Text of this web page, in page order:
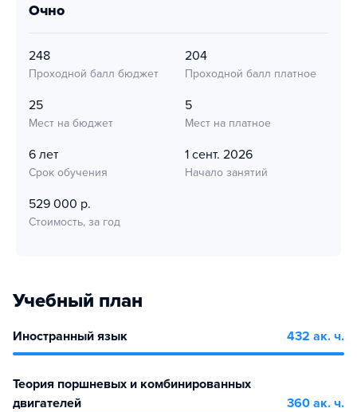
очно
248
Проходной балл бюджет
204
Проходной балл платное
25
Мест на бюджет
5
Мест на платное
6 лет
Срок обучения
1 сент. 2026
Начало занятий
529 000 р.
Стоимость, за год
Учебный план
Иностранный язык 432 ак. ч.
Теория поршневых и комбинированных
двигателей
360 ак. ч.